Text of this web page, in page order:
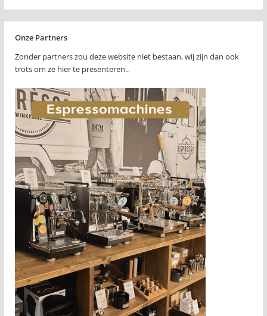
Onze Partners
Zonder partners zou deze website niet bestaan, wij zijn dan ook
trots om ze hier te presenteren..